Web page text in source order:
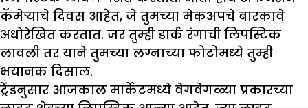
कॅमेऱ्याचे दिवस आहेत, जे तुमच्या मेकअपचे बारकावे
अधोरेखित करतात. जर तुम्ही डार्क रंगाची लिपस्टिक
लावली तर याने तुमच्या लग्नाच्या फोटोमध्ये तुम्ही
भयानक दिसाल.
ट्रेंडनुसार आजकाल मार्केटमध्ये वेगवेगळ्या प्रकारच्या